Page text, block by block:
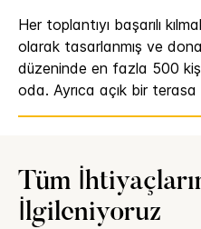
Her toplantıyı başarılı
olarak tasarlanmış ve
düzeninde en fazla 500
oda. Ayrıca açık bir terasa
Tüm
İlgileniyoruz